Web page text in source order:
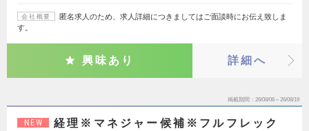
会社概要
匿名求人のため、求人詳細につきましてはご面談時にお伝え致しま
す。
興味あり 詳細へ
掲載期間 26/08/06～26/08/19
NEW
経理※マネジャー候補※フルフレック